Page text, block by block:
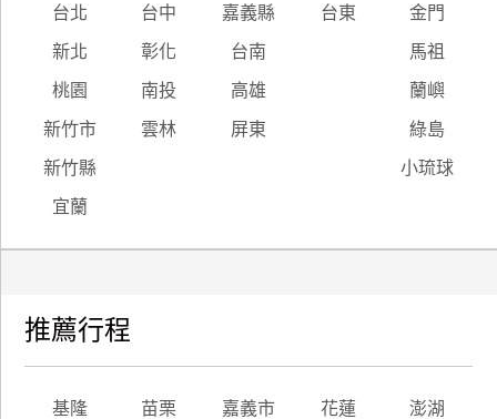
台北 台中 嘉義縣 台東 金門
新北 彰化 台南 馬祖
桃園 南投 高雄 蘭嶼
新竹市 雲林 屏東 綠島
新竹縣 小琉球
宜蘭
推薦行程
基隆 苗栗 嘉義市 花蓮 澎湖